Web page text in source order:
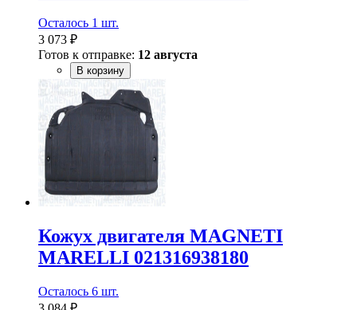
Осталось 1 шт.
3 073 ₽
Готов к отправке: 12 августа
В корзину
Кожух двигателя MAGNETI
MARELLI 021316938180
Осталось 6 шт.